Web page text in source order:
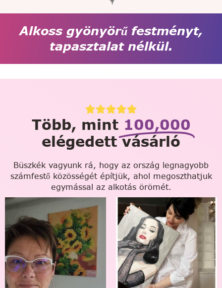
Alkoss gyönyörű festményt,
tapasztalat nélkül.
Több, mint 100,000
elégedett vásárló
Büszkék vagyunk rá, hogy az ország legnagyobb
számfestő közösségét építjük, ahol megoszthatjuk
egymással az alkotás örömét.